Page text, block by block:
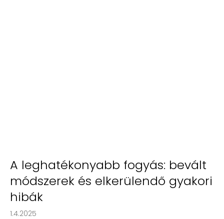
A leghatékonyabb fogyás: bevált
módszerek és elkerülendő gyakori
hibák
1.4.2025